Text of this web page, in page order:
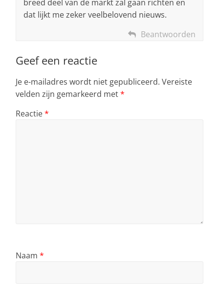
breed deel van de markt zal gaan richten en
dat lijkt me zeker veelbelovend nieuws.
Beantwoorden
Geef een reactie
Je e-mailadres wordt niet gepubliceerd. Vereiste
velden zijn gemarkeerd met*
Reactie*
Naam *